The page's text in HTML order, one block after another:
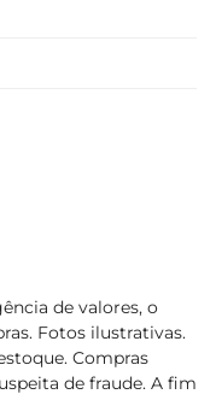
de valores, o
Fotos ilustrativas.
Compras
de fraude. A fim